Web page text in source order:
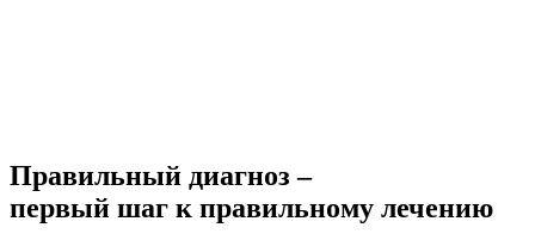
Правильный диагноз –
первый шаг к правильному лечению